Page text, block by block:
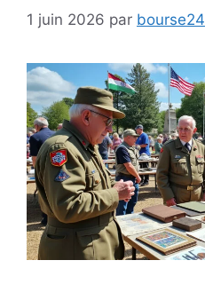
1 juin 2026 par bourse24